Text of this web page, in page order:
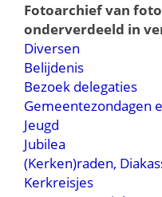
Fotoarchief van
onderverdeeld in
Diversen
Belijdenis
Bezoek delegaties
Gemeentezondagen
Jeugd
Jubilea
(Kerken)raden,
Kerkreisjes